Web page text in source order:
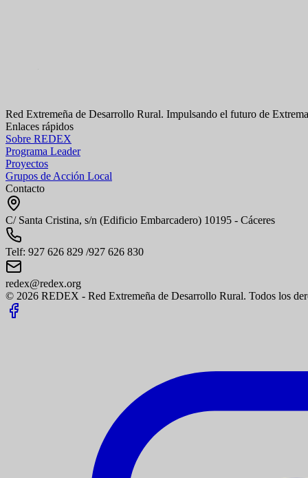
Red Extremeña de Desarrollo Rural. Impulsando el futuro de
Enlaces rápidos
Sobre REDEX
Programa Leader
Proyectos
Grupos de Acción Local
Contacto
C/ Santa Cristina, s/n (Edificio Embarcadero) 10195 - Cáceres
Telf: 927 626 829 /927 626 830
redex@redex.org
© 2026 REDEX - Red Extremeña de Desarrollo Rural. Todos los